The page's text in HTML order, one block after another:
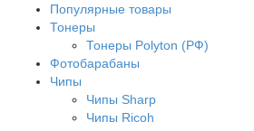
Популярные товары
Тонеры
Тонеры Polyton (РФ)
Фотобарабаны
Чипы
Чипы Sharp
Чипы Ricoh